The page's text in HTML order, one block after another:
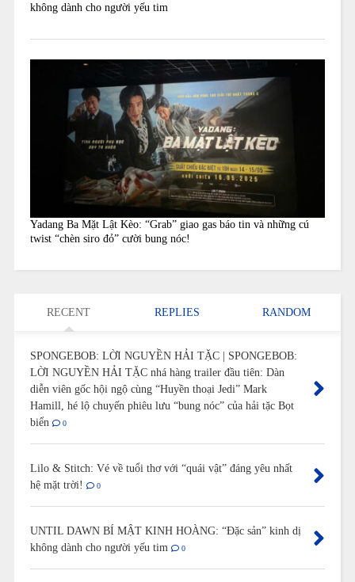
không dành cho người yếu tim
Yadang Ba Mặt Lật Kèo: “Grab” giao gas báo tin và những cú
twist “chèn siro đỏ” cười bung nóc!
RECENT REPLIES RANDOM
SPONGEBOB: LỜI NGUYỀN HẢI TẶC | SPONGEBOB:
LỜI NGUYỀN HẢI TẶC nhá hàng trailer đầu tiên: Dàn
diễn viên gốc hội ngộ cùng “Huyền thoại Jedi” Mark
Hamill, hé lộ chuyến phiêu lưu “bung nóc” của hải tặc Bọt
biển
0
Lilo & Stitch: Vé về tuổi thơ với “quái vật” đáng yêu nhất
hệ mặt trời!
0
UNTIL DAWN BÍ MẬT KINH HOÀNG: “Đặc sản” kinh dị
không dành cho người yếu tim
0